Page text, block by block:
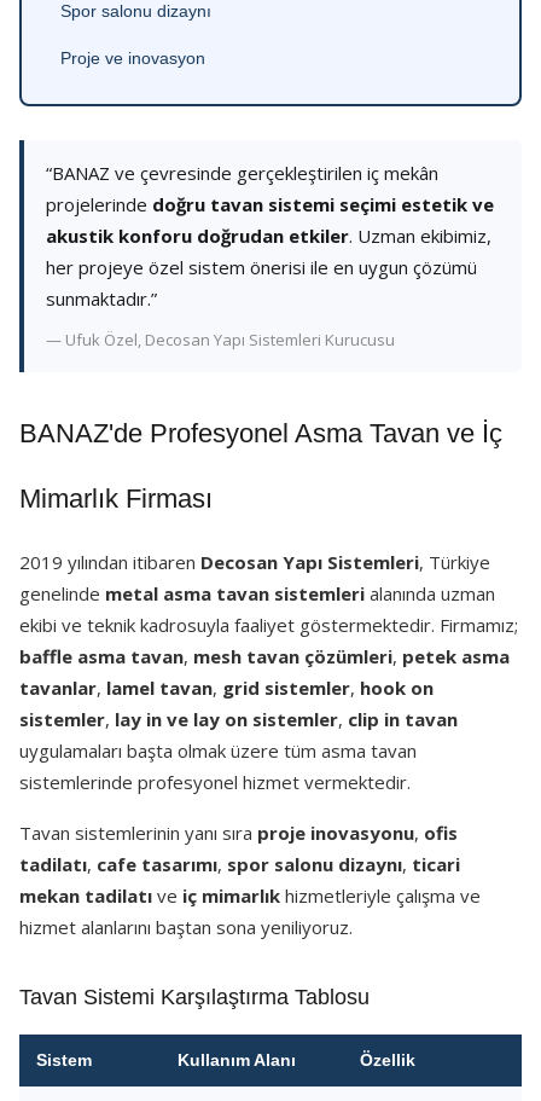
Spor salonu dizaynı
Proje ve inovasyon
“BANAZ ve çevresinde gerçekleştirilen iç mekân
projelerinde doğru tavan sistemi seçimi estetik ve
akustik konforu doğrudan etkiler. Uzman ekibimiz,
her projeye özel sistem önerisi ile en uygun çözümü
sunmaktadır.”
— Ufuk Özel, Decosan Yapı Sistemleri Kurucusu
BANAZ'de Profesyonel Asma Tavan ve İç
Mimarlık Firması
2019 yılından itibaren Decosan Yapı Sistemleri, Türkiye
genelinde metal asma tavan sistemleri alanında uzman
ekibi ve teknik kadrosuyla faaliyet göstermektedir. Firmamız;
baffle asma tavan, mesh tavan çözümleri, petek asma
tavanlar, lamel tavan, grid sistemler, hook on
sistemler, lay in ve lay on sistemler, clip in tavan
uygulamaları başta olmak üzere tüm asma tavan
sistemlerinde profesyonel hizmet vermektedir.
Tavan sistemlerinin yanı sıra proje inovasyonu, ofis
tadilatı, cafe tasarımı, spor salonu dizaynı, ticari
mekan tadilatı ve iç mimarlık hizmetleriyle çalışma ve
hizmet alanlarını baştan sona yeniliyoruz.
Tavan Sistemi Karşılaştırma Tablosu
Sistem Kullanım Alanı Özellik